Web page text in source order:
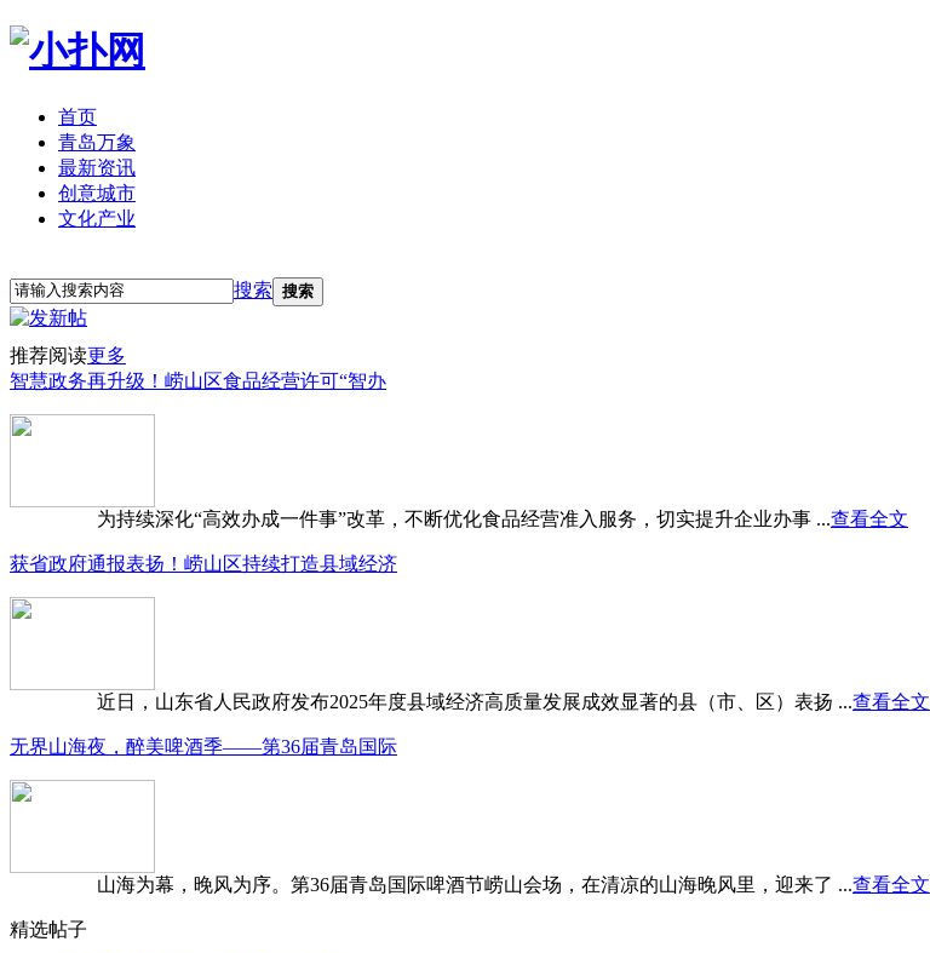
首页
青岛万象
最新资讯
创意城市
文化产业
搜索 搜索
推荐阅读更多
智慧政务再升级！崂山区食品经营许可“智办
为持续深化“高效办成一件事”改革，不断优化食品经营准入服务，切实提升企业办事 ...查看全文
获省政府通报表扬！崂山区持续打造县域经济
近日，山东省人民政府发布2025年度县域经济高质量发展成效显著的县（市、区）表扬 ...查看全文
无界山海夜，醉美啤酒季——第36届青岛国际
山海为幕，晚风为序。第36届青岛国际啤酒节崂山会场，在清凉的山海晚风里，迎来了 ...查看全文
精选帖子